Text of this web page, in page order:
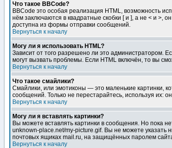
Что такое BBCode?
BBCode это особая реализация HTML, возможность
нём заключаются в квадратные скобки [ и ], а не < и >,
доступна из формы отправки сообщений.
Вернуться к началу
Могу ли я использовать HTML?
Зависит от того разрешено ли это администратором.
могут вызвать проблемы. Если HTML включён, то вы
Вернуться к началу
Что такое смайлики?
Смайлики, или эмотиконы — это маленькие картинки,
сообщений. Только не перестарайтесь, используя их:
Вернуться к началу
Могу ли я вставлять картинки?
Вы можете вставлять картинки в сообщения. Но пока
unknown-place.net/my-picture.gif. Вы не можете указать
почтовых ящиках mail.ru, на защищённых паролем
Вернуться к началу